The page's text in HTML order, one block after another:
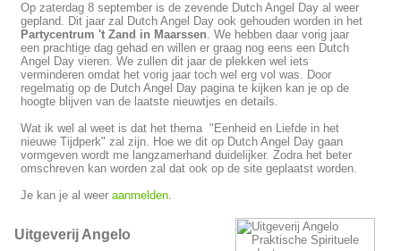
Op zaterdag 8 september is de zevende Dutch Angel Day al weer
gepland. Dit jaar zal Dutch Angel Day ook gehouden worden in het
Partycentrum 't Zand in Maarssen. We hebben daar vorig jaar
een prachtige dag gehad en willen er graag nog eens een Dutch
Angel Day vieren. We zullen dit jaar de plekken wel iets
verminderen omdat het vorig jaar toch wel erg vol was. Door
regelmatig op de Dutch Angel Day pagina te kijken kan je op de
hoogte blijven van de laatste nieuwtjes en details.
Wat ik wel al weet is dat het thema "Eenheid en Liefde in het
nieuwe Tijdperk" zal zijn. Hoe we dit op Dutch Angel Day gaan
vormgeven wordt me langzamerhand duidelijker. Zodra het beter
omschreven kan worden zal dat ook op de site geplaatst worden.
Je kan je al weer aanmelden.
Uitgeverij Angelo